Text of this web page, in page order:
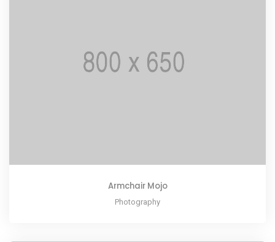
Armchair Mojo
Photography